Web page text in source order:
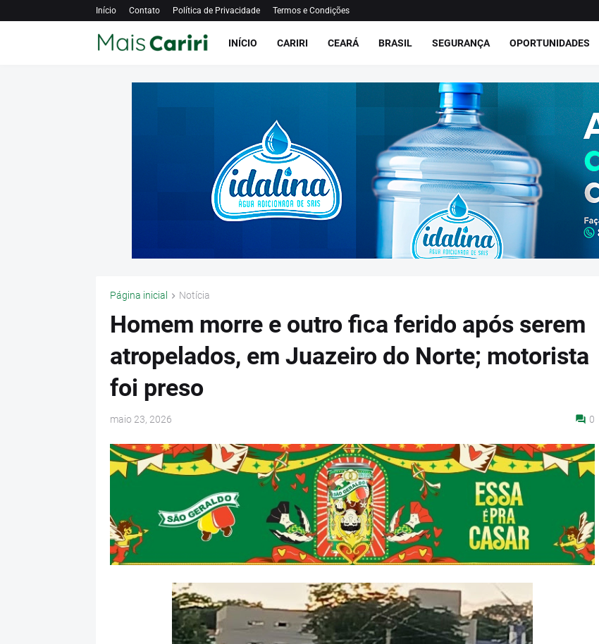
Início Contato Política de Privacidade Termos e Condições
INÍCIO CARIRI CEARÁ BRASIL SEGURANÇA OPORTUNIDADES
Página inicial Notícia
Homem morre e outro fica ferido após serem
atropelados, em Juazeiro do Norte; motorista
foi preso
maio 23, 2026 0